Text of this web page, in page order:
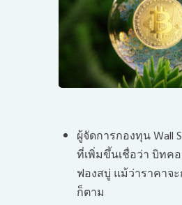
ผู้จัดการกองทุน Wall
ที่เพิ่มขึ้นเชื่อว่า บิทค
ฟองสบู่ แม้ว่าราคาจ
ก็ตาม